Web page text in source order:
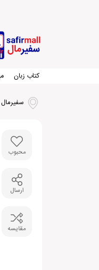
کتاب زبان
سفیرمال
محبوب
ارسال
مقایسه